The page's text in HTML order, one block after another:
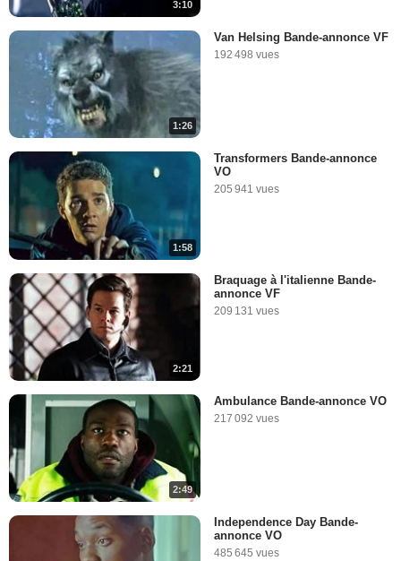
3:10
1:26
Van Helsing Bande-annonce VF
192 498 vues
1:58
Transformers Bande-annonce
VO
205 941 vues
2:21
Braquage à l'italienne Bande-
annonce VF
209 131 vues
2:49
Ambulance Bande-annonce VO
217 092 vues
Independence Day Bande-
annonce VO
485 645 vues